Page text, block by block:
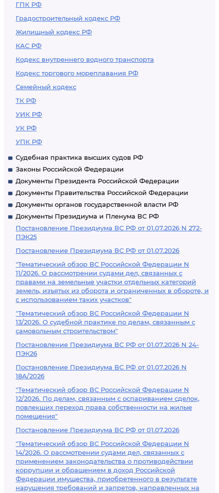
ГПК РФ
Градостроительный кодекс РФ
Жилищный кодекс РФ
КАС РФ
Кодекс внутреннего водного транспорта
Кодекс торгового мореплавания РФ
Семейный кодекс
ТК РФ
УИК РФ
УК РФ
УПК РФ
Судебная практика высших судов РФ
Законы Российской Федерации
Документы Президента Российской Федерации
Документы Правительства Российской Федерации
Документы органов государственной власти РФ
Документы Президиума и Пленума ВС РФ
Постановление Президиума ВС РФ от 01.07.2026 N 272-
ПЭК25
Постановление Президиума ВС РФ от 01.07.2026
"Тематический обзор ВС Российской Федерации N
11/2026. О рассмотрении судами дел, связанных с
правами на земельные участки отдельных категорий
земель, изъятых из оборота и ограниченных в обороте, и
с использованием таких участков"
"Тематический обзор ВС Российской Федерации N
13/2026. О судебной практике по делам, связанным с
самовольным строительством"
Постановление Президиума ВС РФ от 01.07.2026 N 24-
ПЭК26
Постановление Президиума ВС РФ от 01.07.2026 N
18А/2026
"Тематический обзор ВС Российской Федерации N
12/2026. По делам, связанным с оспариванием сделок,
повлекших переход права собственности на жилые
помещения"
Постановление Президиума ВС РФ от 01.07.2026
"Тематический обзор ВС Российской Федерации N
14/2026. О рассмотрении судами дел, связанных с
применением законодательства о противодействии
коррупции и обращением в доход Российской
Федерации имущества, приобретенного в результате
нарушения требований и запретов, направленных на